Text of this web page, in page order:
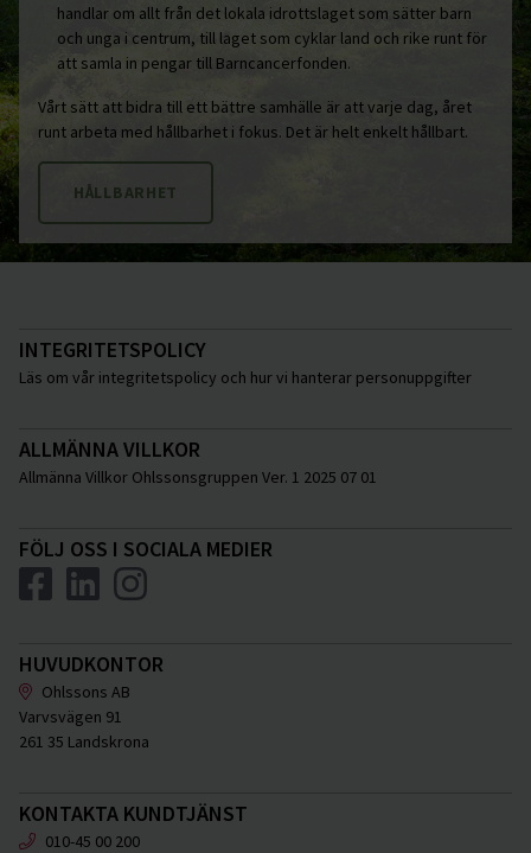
handlar om allt från det lokala idrottslaget som sätter barn
och unga i centrum, till laget som cyklar land och rike runt för
att samla in pengar till Barncancerfonden.
Vårt sätt att bidra till ett bättre samhälle är att varje dag, året
runt arbeta med hållbarhet i fokus. Det är helt enkelt hållbart.
HÅLLBARHET
INTEGRITETSPOLICY
Läs om vår integritetspolicy och hur vi hanterar personuppgifter
ALLMÄNNA VILLKOR
Allmänna Villkor Ohlssonsgruppen Ver. 1 2025 07 01
FÖLJ OSS I SOCIALA MEDIER
HUVUDKONTOR
Ohlssons AB
Varvsvägen 91
261 35 Landskrona
KONTAKTA KUNDTJÄNST
010-45 00 200